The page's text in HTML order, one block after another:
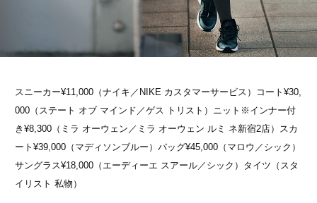
スニーカー¥11,000（ナイキ／NIKE カスタマーサービス）コート¥30,
000（ステート オブ マインド／ゲス トリスト）ニット※インナー付
き¥8,300（ミラ オーウェン／ミラ オーウェン ルミ ネ新宿2店）スカ
ート¥39,000（マディソンブルー）バッグ¥45,000（マロウ／シック）
サングラス¥18,000（エーディーエ スアール／シック）タイツ（スタ
イリスト 私物）